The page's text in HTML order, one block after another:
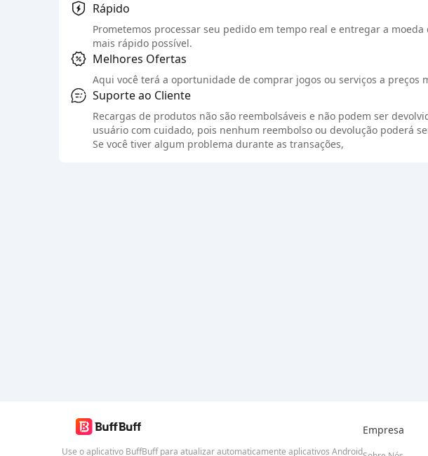
Rápido
Prometemos processar seu pedido em tempo real e entregar a
mais rápido possível.
Melhores Ofertas
Aqui você terá a oportunidade de comprar jogos ou serviços a preços
Suporte ao Cliente
Recargas de produtos não são reembolsáveis e não podem ser
usuário com cuidado, pois nenhum reembolso ou devolução poderá
Se você tiver algum problema durante as transações,
Use o aplicativo BuffBuff para atualizar automaticamente aplicativos Android
Empresa